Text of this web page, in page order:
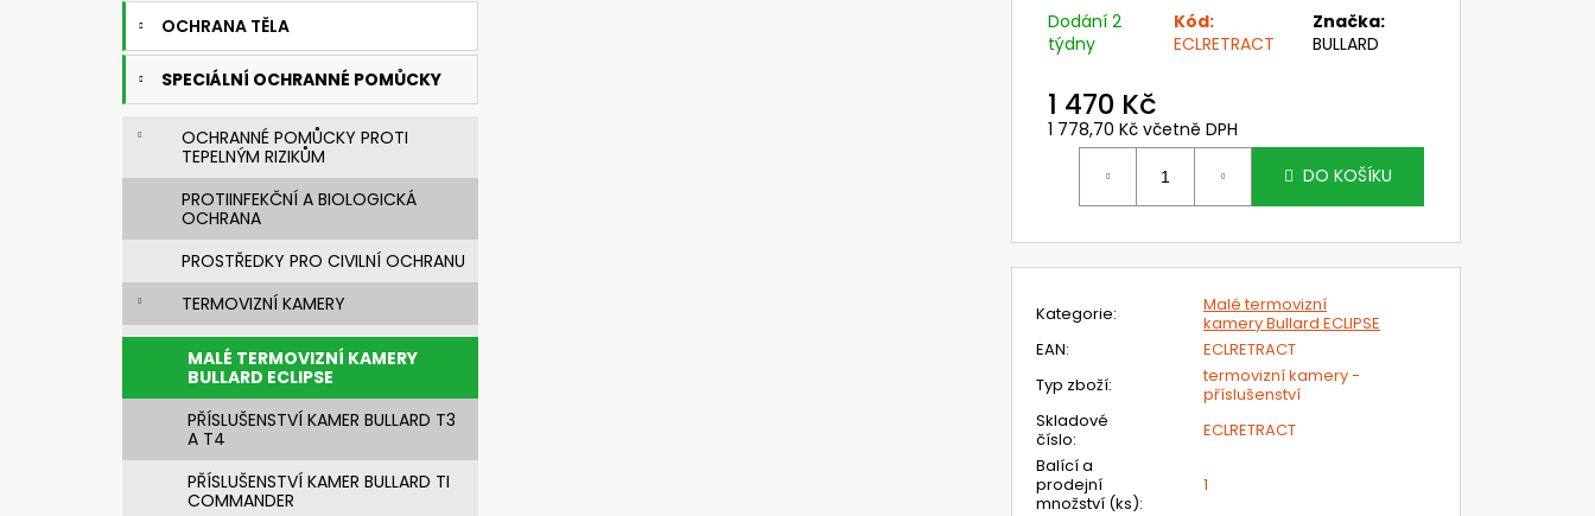
OCHRANA TĚLA
SPECIÁLNÍ OCHRANNÉ POMŮCKY
OCHRANNÉ POMŮCKY PROTI
TEPELNÝM RIZIKŮM
PROTIINFEKČNÍ A BIOLOGICKÁ
OCHRANA
PROSTŘEDKY PRO CIVILNÍ OCHRANU
TERMOVIZNÍ KAMERY
MALÉ TERMOVIZNÍ KAMERY
BULLARD ECLIPSE
PŘÍSLUŠENSTVÍ KAMER BULLARD T3
A T4
PŘÍSLUŠENSTVÍ KAMER BULLARD TI
COMMANDER
Dodání 2
týdny
Kód:
ECLRETRACT
Značka:
BULLARD
1 470 Kč
1 778,70 Kč včetně DPH
Měrná
DO KOŠÍKU
Kategorie:
Malé termovizní
kamery Bullard ECLIPSE
EAN:
ECLRETRACT
Typ zboží:
termovizní kamery -
příslušenství
Skladové
číslo:
ECLRETRACT
Balící a
prodejní
množství (ks):
1
631830 SVÁŘEČSKÁ KUKLA 3M
SPEEDGLAS G5-03 PRO S FILTREM G5-
01/03VC
14 269,76 Kč
Původně:20 385,37 Kč
OMNIRA A UNIMASK SYSTÉMU CLEANAIR